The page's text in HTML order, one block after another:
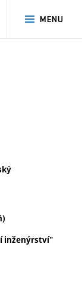
MENU
inženýrství"